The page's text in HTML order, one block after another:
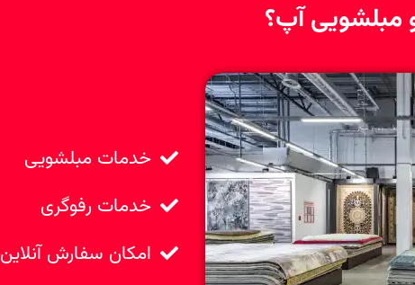
مبلشویی آپ؟
خدمات مبلشویی
خدمات رفوگری
امکان سفارش آنلاین